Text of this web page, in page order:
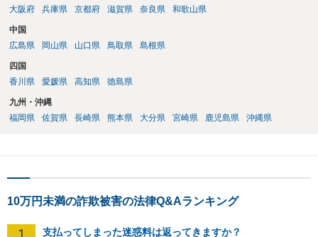
大阪府
兵庫県 京都府 滋賀県 奈良県 和歌山県
中国
広島県
岡山県 山口県 鳥取県 島根県
四国
香川県
愛媛県 高知県 徳島県
九州・沖縄
福岡県
佐賀県 長崎県 熊本県 大分県 宮崎県 鹿児島県 沖縄県
10万円未満の詐欺被害の法律Q&Aランキング
1 支払ってしまった迷惑料は返ってきますか？